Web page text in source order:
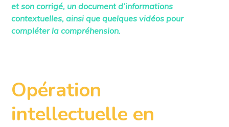
et son corrigé, un document d’informations
contextuelles, ainsi que quelques vidéos pour
compléter la compréhension.
Opération
intellectuelle en